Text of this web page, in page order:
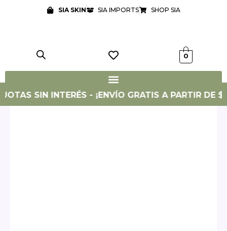
SIA SKIN SIA IMPORTS SHOP SIA
0
SIN INTERÉS - ¡ENVÍO GRATIS A PARTIR DE